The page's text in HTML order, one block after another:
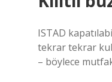
ISTAD
tekrar tekrar
– böylece